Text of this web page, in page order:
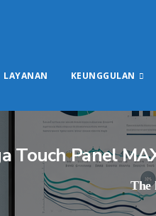
LAYANAN KEUNGGULAN
Touch Panel
The